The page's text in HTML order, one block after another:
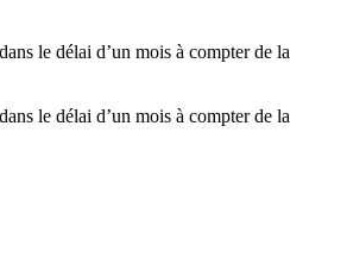
le délai d’un mois à compter de la
le délai d’un mois à compter de la